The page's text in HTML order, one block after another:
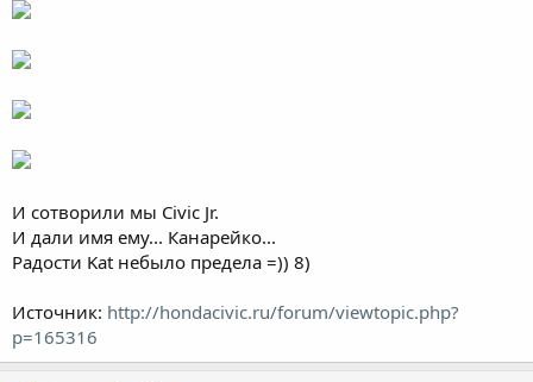
И сотворили мы Civic Jr.
И дали имя ему... Канарейко...
Радости Kat небыло предела =)) 8)
Источник: http://hondacivic.ru/forum/viewtopic.php?
p=165316